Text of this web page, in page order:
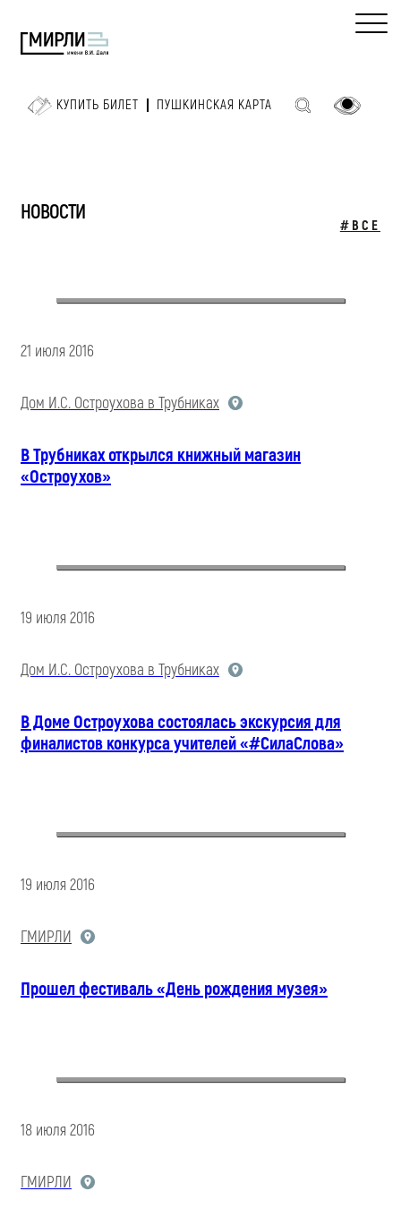
КУПИТЬ БИЛЕТ ПУШКИНСКАЯ КАРТА
НОВОСТИ
#ВСЕ
21 июля 2016
Дом И.С. Остроухова в Трубниках
В Трубниках открылся книжный магазин
«Остроухов»
19 июля 2016
Дом И.С. Остроухова в Трубниках
В Доме Остроухова состоялась экскурсия для
финалистов конкурса учителей «#СилаСлова»
19 июля 2016
ГМИРЛИ
Прошел фестиваль «День рождения музея»
18 июля 2016
ГМИРЛИ